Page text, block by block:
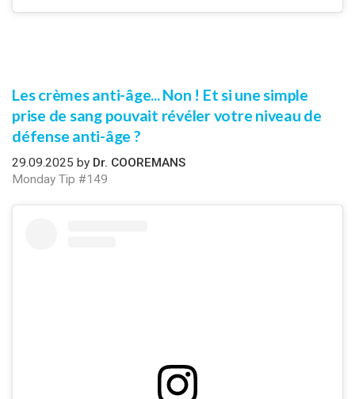
Les crèmes anti-âge... Non ! Et si une simple
prise de sang pouvait révéler votre niveau de
défense anti-âge ?
29.09.2025 by Dr. COOREMANS
Monday Tip #149